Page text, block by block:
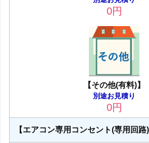
0円
【その他(有料)】
別途お見積り
0円
【エアコン専用コンセント(専用回路)